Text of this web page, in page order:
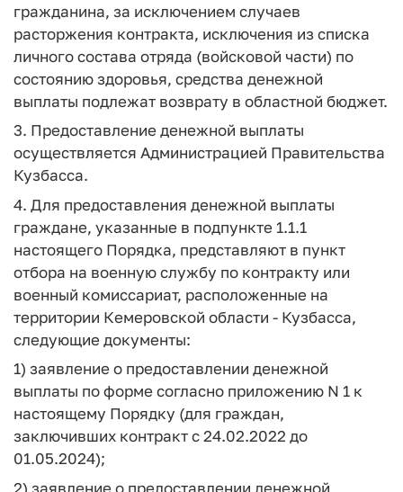
гражданина, за исключением случаев
расторжения контракта, исключения из списка
личного состава отряда (войсковой части) по
состоянию здоровья, средства денежной
выплаты подлежат возврату в областной бюджет.
3. Предоставление денежной выплаты
осуществляется Администрацией Правительства
Кузбасса.
4. Для предоставления денежной выплаты
граждане, указанные в подпункте 1.1.1
настоящего Порядка, представляют в пункт
отбора на военную службу по контракту или
военный комиссариат, расположенные на
территории Кемеровской области - Кузбасса,
следующие документы:
1) заявление о предоставлении денежной
выплаты по форме согласно приложению N 1 к
настоящему Порядку (для граждан,
заключивших контракт с 24.02.2022 до
01.05.2024);
2) заявление о предоставлении денежной